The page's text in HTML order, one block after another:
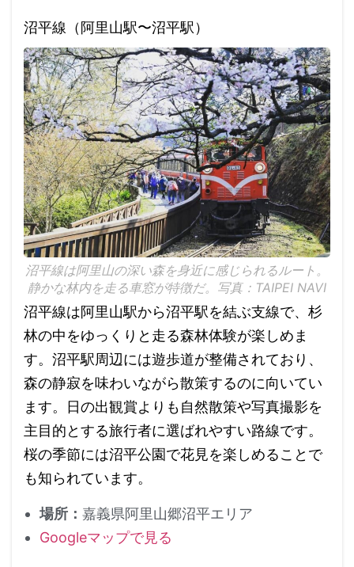
沼平線（阿里山駅〜沼平駅）
沼平線は阿里山の深い森を身近に感じられるルート。
静かな林内を走る車窓が特徴だ。写真：TAIPEI NAVI
沼平線は阿里山駅から沼平駅を結ぶ支線で、杉
林の中をゆっくりと走る森林体験が楽しめま
す。沼平駅周辺には遊歩道が整備されており、
森の静寂を味わいながら散策するのに向いてい
ます。日の出観賞よりも自然散策や写真撮影を
主目的とする旅行者に選ばれやすい路線です。
桜の季節には沼平公園で花見を楽しめることで
も知られています。
場所： 嘉義県阿里山郷沼平エリア
Googleマップで見る